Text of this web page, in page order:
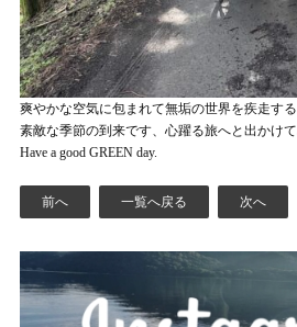
爽やかな空気に包まれて無垢の世界を疾走する
素敵な季節の到来です、心躍る旅へと出かけて
Have a good GREEN day.
前へ 一覧へ戻る 次へ